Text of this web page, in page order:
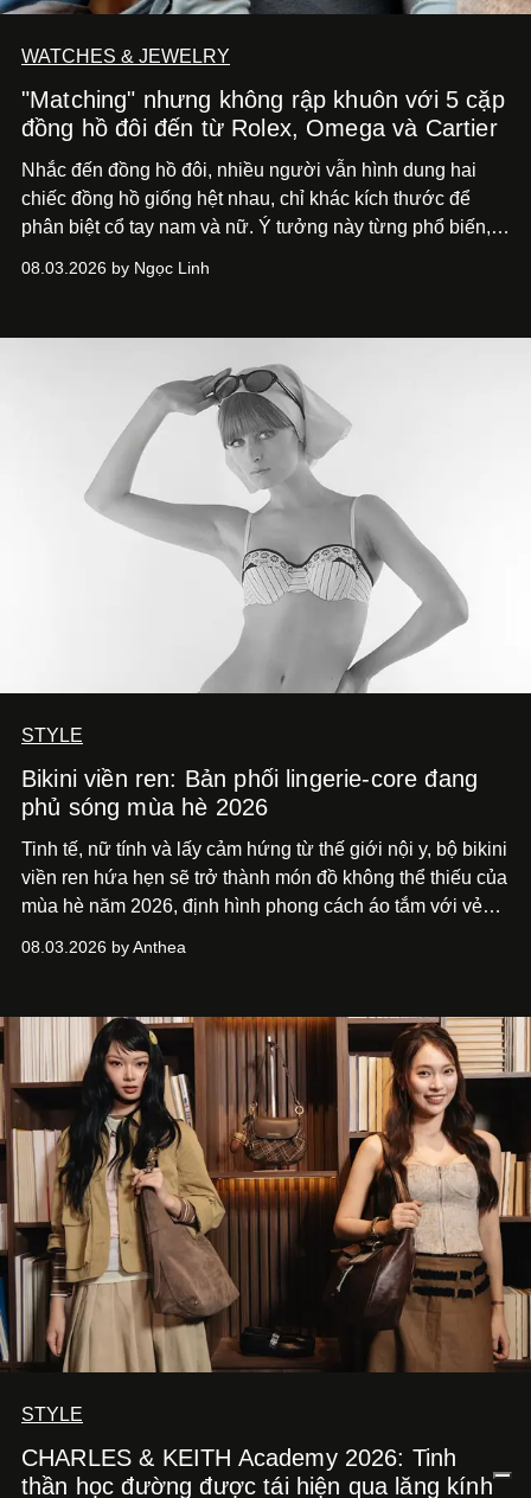
WATCHES & JEWELRY
"Matching" nhưng không rập khuôn với 5 cặp
đồng hồ đôi đến từ Rolex, Omega và Cartier
Nhắc đến đồng hồ đôi, nhiều người vẫn hình dung hai
chiếc đồng hồ giống hệt nhau, chỉ khác kích thước để
phân biệt cổ tay nam và nữ. Ý tưởng này từng phổ biến,
khá rập khuôn. Nói lời tạm biết hai phiên bản nam nữ
mải miết tìm kiếm sự đồng nhất tuyệt đối. Họ để những
đường nét, tỷ lệ và bảng màu nối liền hai thiết kế, dù mỗi
phiên bản vẫn mang linh hồn riêng.
08.03.2026 by Ngọc Linh
STYLE
Bikini viền ren: Bản phối lingerie-core đang
phủ sóng mùa hè 2026
Tinh tế, nữ tính và lấy cảm hứng từ thế giới nội y, bộ bikini
viền ren hứa hẹn sẽ trở thành món đồ không thể thiếu của
mùa hè năm 2026, định hình phong cách áo tắm với vẻ
08.03.2026 by Anthea
STYLE
CHARLES & KEITH Academy 2026: Tinh
thần học đường được tái hiện qua lăng kính